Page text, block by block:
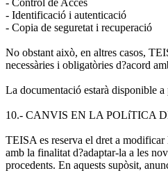
- Identificació i autenticació
- Copia de seguretat i recuperació
No obstant això, en altres casos,
necessàries i obligatòries d?acord
La documentació estarà disponible
10.- CANVIS EN LA POLíTICA
TEISA es reserva el dret a
amb la finalitat d?adaptar-la a les
procedents. En aquests supòsit,